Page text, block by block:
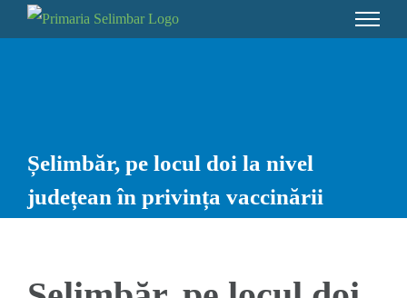
to
Șelimbăr, pe locul doi la nivel
județean în privința vaccinării